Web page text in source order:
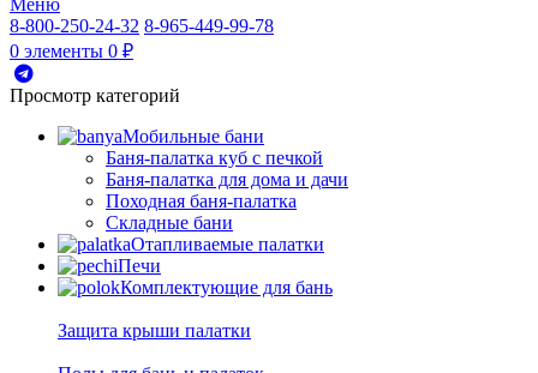
Меню
8-800-250-24-32 8-965-449-99-78
0 элементы 0 ₽
Просмотр категорий
Мобильные бани
Баня-палатка куб с печкой
Баня-палатка для дома и дачи
Походная баня-палатка
Складные бани
Отапливаемые палатки
Печи
Комплектующие для бань
Защита крыши палатки